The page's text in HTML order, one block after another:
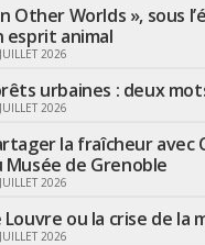
Other Worlds », sous
esprit animal
2026
urbaines : deux
2026
la fraîcheur avec
Musée de Grenoble
2026
Louvre ou la crise de la
2026